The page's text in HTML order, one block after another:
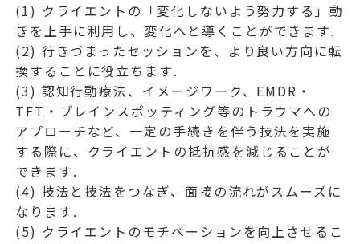
(1) クライエントの「変化しないよう努力する」動
きを上手に利用し、変化へと導くことができます.
(2) 行きづまったセッションを、より良い方向に転
換することに役立ちます.
(3) 認知行動療法、イメージワーク、EMDR・
TFT・ブレインスポッティング等のトラウマへの
アプローチなど、一定の手続きを伴う技法を実施
する際に、クライエントの抵抗感を減じることが
できます.
(4) 技法と技法をつなぎ、面接の流れがスムーズに
なります.
(5) クライエントのモチベーションを向上させるこ